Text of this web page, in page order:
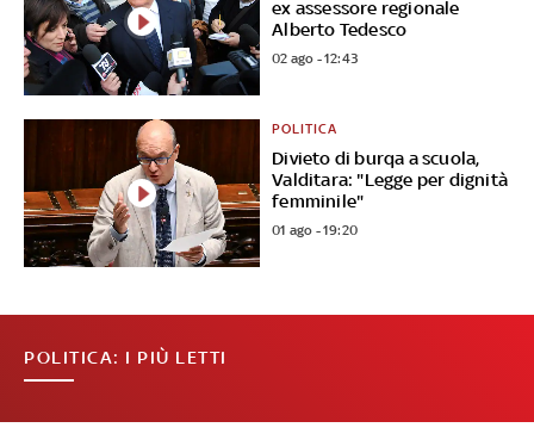
ex assessore regionale
Alberto Tedesco
02 ago - 12:43
Divieto di burqa a scuola,
Valditara: "Legge per dignità
femminile"
POLITICA
01 ago - 19:20
POLITICA: I PIÙ LETTI